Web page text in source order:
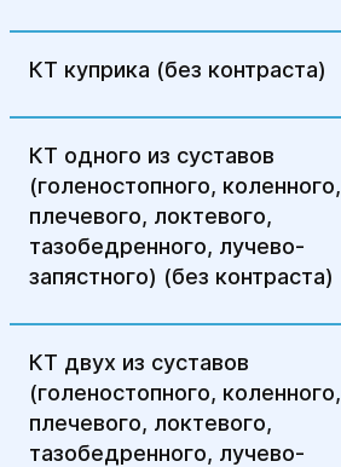
КТ куприка (без контраста)
КТ одного из суставов
(голеностопного, коленного,
плечевого, локтевого,
тазобедренного, лучево-
запястного) (без контраста)
КТ двух из суставов
(голеностопного, коленного,
плечевого, локтевого,
тазобедренного, лучево-